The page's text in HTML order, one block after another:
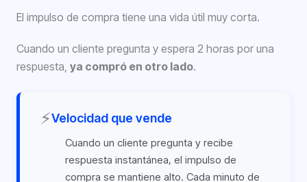
El impulso de compra tiene una vida útil muy corta.
Cuando un cliente pregunta y espera 2 horas por una
respuesta, ya compró en otro lado.
⚡Velocidad que vende
Cuando un cliente pregunta y recibe
respuesta instantánea, el impulso de
compra se mantiene alto. Cada minuto de